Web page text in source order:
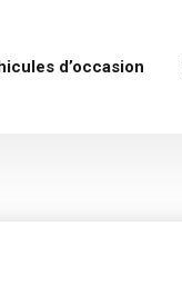
d’occasion